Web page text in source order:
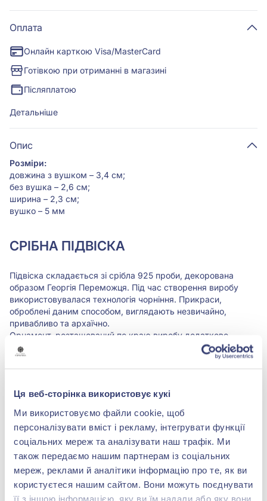
Ця веб-сторінка використовує кукі
Ми використовуємо файли cookie, щоб
персоналізувати вміст і рекламу, інтегрувати функції
соціальних мереж та аналізувати наш трафік. Ми
також передаємо нашим партнерам із соціальних
мереж, реклами й аналітики інформацію про те, як ви
користуєтеся нашим сайтом. Вони можуть поєднувати
її з іншою інформацією, яку ви їм надали або яку вони
Оплата
Онлайн карткою Visa/MasterCard
Готівкою при отриманні в магазині
Післяплатою
Детальніше
Опис
Розміри:
довжина з вушком – 3,4 см;
без вушка – 2,6 см;
ширина – 2,3 см;
вушко – 5 мм
СРIБНА ПІДВІСКА
Підвіска складається зі срібла 925 проби, декорована
образом Георгія Переможця. Під час створення виробу
використовувалася технологія чорніння. Прикраси,
оброблені даним способом, виглядають незвичайно,
привабливо та архаїчно.
Орнамент, розташований по краю виробу додатково
створює ефект старовинного артефакту.
Центральною фігурою, зображеною на лицьовому боці
праведного воїна і міфічної істоти уособлює перемогу
Аксесуар підійде представникам сильної статі, які
найбільшою цінністю у житті вважають боротьбу за правду,
силу духу та віру у перемогу. Прикрасу варто подарувати
як талісман представникам таких професій, як військовий,
законник, охоронець правопорядку.
Підвіс ідеально підходить для повсякденного носіння.